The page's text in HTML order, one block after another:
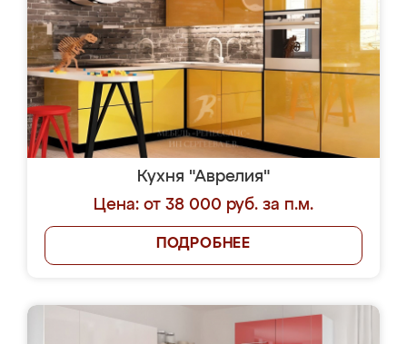
Кухня "Аврелия"
Цена: от 38 000 руб. за п.м.
ПОДРОБНЕЕ